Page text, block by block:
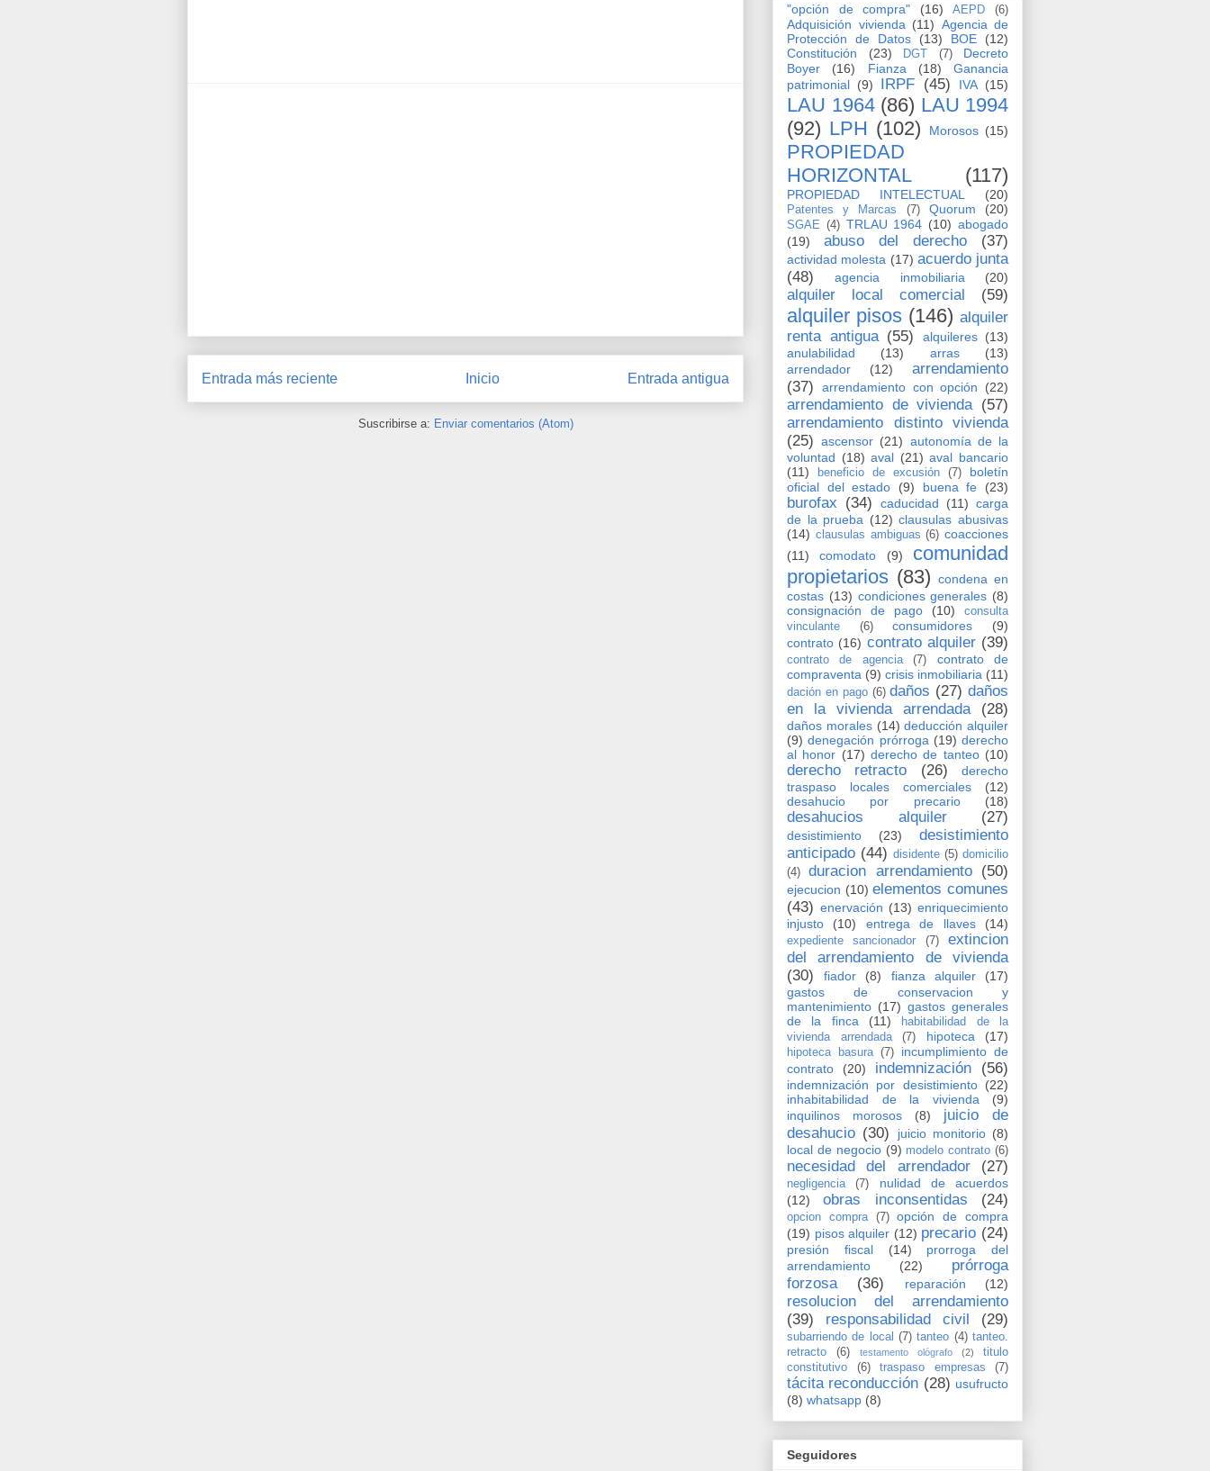
Entrada más reciente Entrada antigua
Inicio
Suscribirse a: Enviar comentarios (Atom)
"opción de compra"
(16) AEPD (6)
Adquisición vivienda (11) Agencia de
Protección de Datos
(13) BOE
(12)
Constitución
(23) DGT (7)
Decreto
Boyer
(16) Fianza (18)
Ganancia
patrimonial (9) IRPF (45) IVA (15)
LAU 1964 (86) LAU 1994
(92) LPH (102) Morosos (15)
PROPIEDAD
HORIZONTAL
(117)
PROPIEDAD INTELECTUAL (20)
Patentes y Marcas (7) Quorum (20)
SGAE (4) TRLAU 1964 (10) abogado
(19)
abuso del derecho (37)
actividad molesta (17) acuerdo junta
(48)
agencia inmobiliaria (20)
alquiler local comercial (59)
alquiler pisos (146) alquiler
renta antigua (55) alquileres (13)
anulabilidad
(13) arras
(13)
arrendador
(12)
arrendamiento
(37)
arrendamiento con opción (22)
arrendamiento de vivienda (57)
arrendamiento distinto vivienda
(25) ascensor (21) autonomía de la
voluntad (18) aval (21) aval bancario
(11)
beneficio de excusión (7)
boletín
oficial del estado
(9) buena fe (23)
burofax (34) caducidad (11) carga
de la prueba (12) clausulas abusivas
(14) clausulas ambiguas (6) coacciones
(11)
comodato (9)
comunidad
propietarios (83) condena en
costas (13) condiciones generales (8)
consignación de pago
(10)
consulta
vinculante
(6) consumidores
(9)
contrato (16) contrato alquiler (39)
contrato de agencia (7)
contrato de
compraventa (9) crisis inmobiliaria (11)
dación en pago (6) daños (27) daños
en la vivienda arrendada
(28)
daños morales (14) deducción alquiler
(9) denegación prórroga (19) derecho
al honor (17) derecho de tanteo (10)
derecho retracto (26)
derecho
traspaso locales comerciales
(12)
desahucio por precario
(18)
desahucios alquiler (27)
desistimiento (23)
desistimiento
anticipado (44) disidente (5) domicilio
(4)
duracion arrendamiento (50)
ejecucion (10) elementos comunes
(43) enervación (13) enriquecimiento
injusto
(10) entrega de llaves (14)
expediente sancionador (7)
extincion
del arrendamiento de vivienda
(30)
fiador (8) fianza alquiler
(17)
gastos de conservacion y
mantenimiento (17) gastos generales
de la finca
(11)
habitabilidad de la
vivienda arrendada
(7) hipoteca (17)
hipoteca basura (7)
incumplimiento de
contrato
(20) indemnización (56)
indemnización por desistimiento (22)
inhabitabilidad de la vivienda
(9)
inquilinos morosos
(8)
juicio de
desahucio (30) juicio monitorio (8)
local de negocio (9) modelo contrato (6)
necesidad del arrendador (27)
negligencia (7)
nulidad de acuerdos
(12)
obras inconsentidas (24)
opcion compra (7)
opción de compra
(19) pisos alquiler (12) precario (24)
presión fiscal (14)
prorroga del
arrendamiento
(22)
prórroga
forzosa
(36) reparación (12)
resolucion del arrendamiento
(39)
responsabilidad civil (29)
subarriendo de local (7) tanteo (4) tanteo.
retracto
(6) testamento ológrafo (2)
titulo
constitutivo
(6) traspaso empresas (7)
tácita reconducción (28) usufructo
(8) whatsapp (8)
Seguidores